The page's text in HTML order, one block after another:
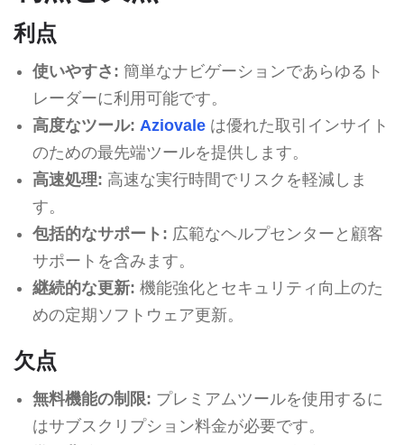
利点
使いやすさ: 簡単なナビゲーションであらゆるト
レーダーに利用可能です。
高度なツール: Aziovaleは優れた取引インサイト
のための最先端ツールを提供します。
高速処理: 高速な実行時間でリスクを軽減しま
す。
包括的なサポート: 広範なヘルプセンターと顧客
サポートを含みます。
継続的な更新: 機能強化とセキュリティ向上のた
めの定期ソフトウェア更新。
欠点
無料機能の制限: プレミアムツールを使用するに
はサブスクリプション料金が必要です。